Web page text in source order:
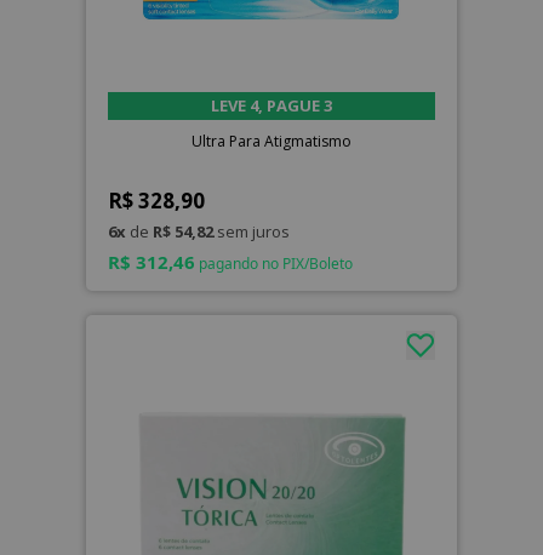
LEVE 4, PAGUE 3
Ultra Para Atigmatismo
R$ 328,90
6x de R$ 54,82sem juros
R$ 312,46 pagando no PIX/Boleto